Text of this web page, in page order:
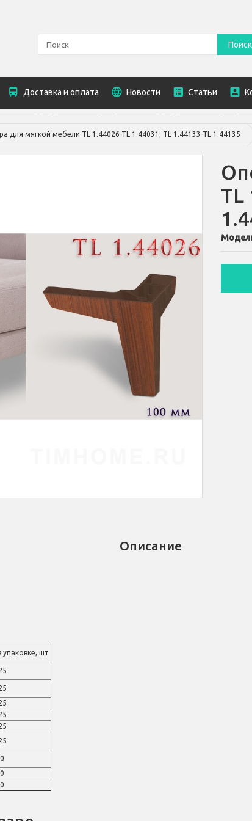
Поиск
Доставка и оплата Новости Статьи
для мягкой мебели TL 1.44026-TL 1.44031; TL 1.44133-TL 1.44135
TL
Описание
упаковке, шт